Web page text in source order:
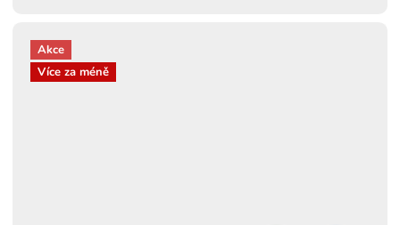
Akce
Více za méně